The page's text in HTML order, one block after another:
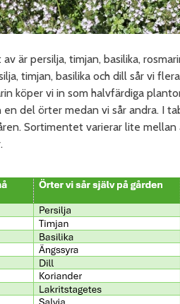
är persilja, timjan, basilika,
timjan, basilika och dill sår vi
köper vi in som halvfärdiga
del örter medan vi sår andra. I
Sortimentet varierar lite